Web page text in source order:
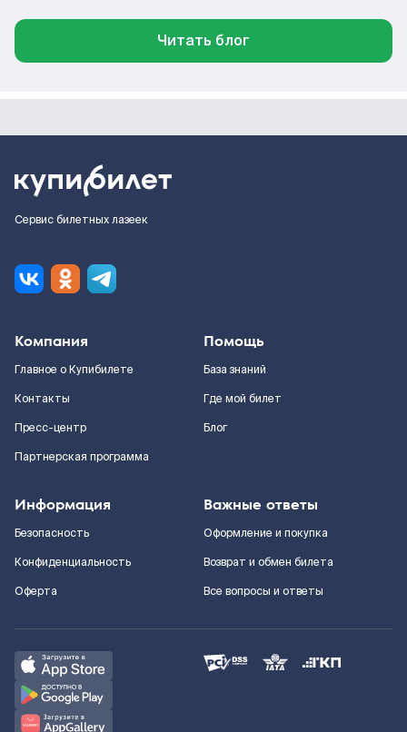
Читать блог
Сервис билетных лазеек
Компания
Главное о Купибилете
Контакты
Пресс-центр
Партнерская программа
Помощь
База знаний
Где мой билет
Блог
Информация
Безопасность
Конфиденциальность
Оферта
Важные ответы
Оформление и покупка
Возврат и обмен билета
Все вопросы и ответы